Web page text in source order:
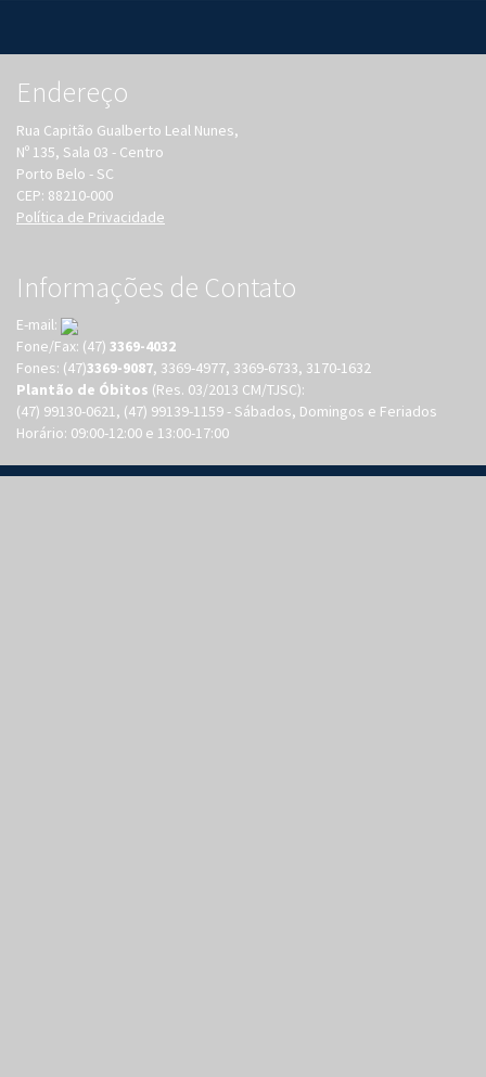
Endereço
Rua Capitão Gualberto Leal Nunes,
Nº 135, Sala 03 - Centro
Porto Belo - SC
CEP: 88210-000
Política de Privacidade
Informações de Contato
E-mail:
Fone/Fax: (47) 3369-4032
Fones: (47)3369-9087, 3369-4977, 3369-6733, 3170-1632
Plantão de Óbitos (Res. 03/2013 CM/TJSC):
(47) 99130-0621, (47) 99139-1159 - Sábados, Domingos e Feriados
Horário: 09:00-12:00 e 13:00-17:00